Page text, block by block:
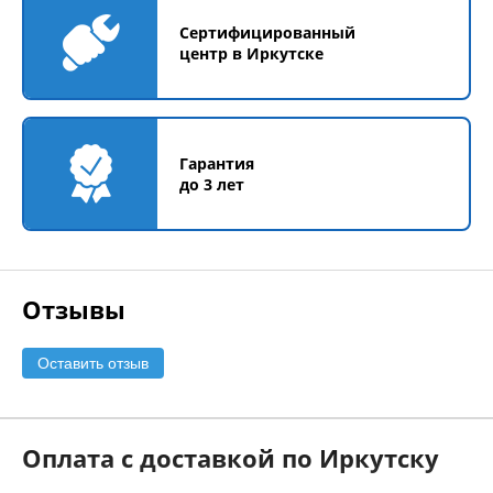
Сертифицированный
центр в Иркутске
Гарантия
до 3 лет
Отзывы
Оставить отзыв
Оплата с доставкой по Иркутску